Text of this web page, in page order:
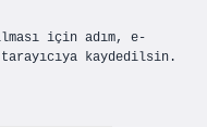
için adım, e-
kaydedilsin.